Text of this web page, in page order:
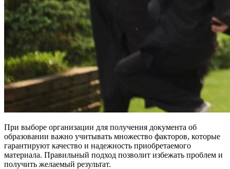
При выборе организации для получения документа об
образовании важно учитывать множество факторов, которые
гарантируют качество и надежность приобретаемого
материала. Правильный подход позволит избежать проблем и
получить желаемый результат.